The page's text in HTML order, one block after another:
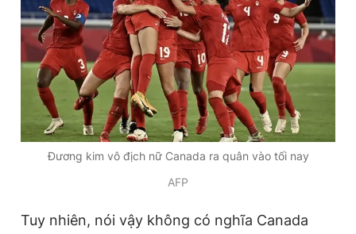
Giấy phép xuất bản số 110/GP - BTTTT cấp ngày 24.3.2020
© 2003-2026 Bản quyền thuộc về Báo Thanh Niên. Cấm sao
chép dưới mọi hình thức nếu không có sự chấp thuận bằng văn
bản. Phát triển bởi ePi Technologies, JSC.
Đương kim vô địch nữ Canada ra quân vào tối nay
AFP
Tuy nhiên, nói vậy không có nghĩa Canada